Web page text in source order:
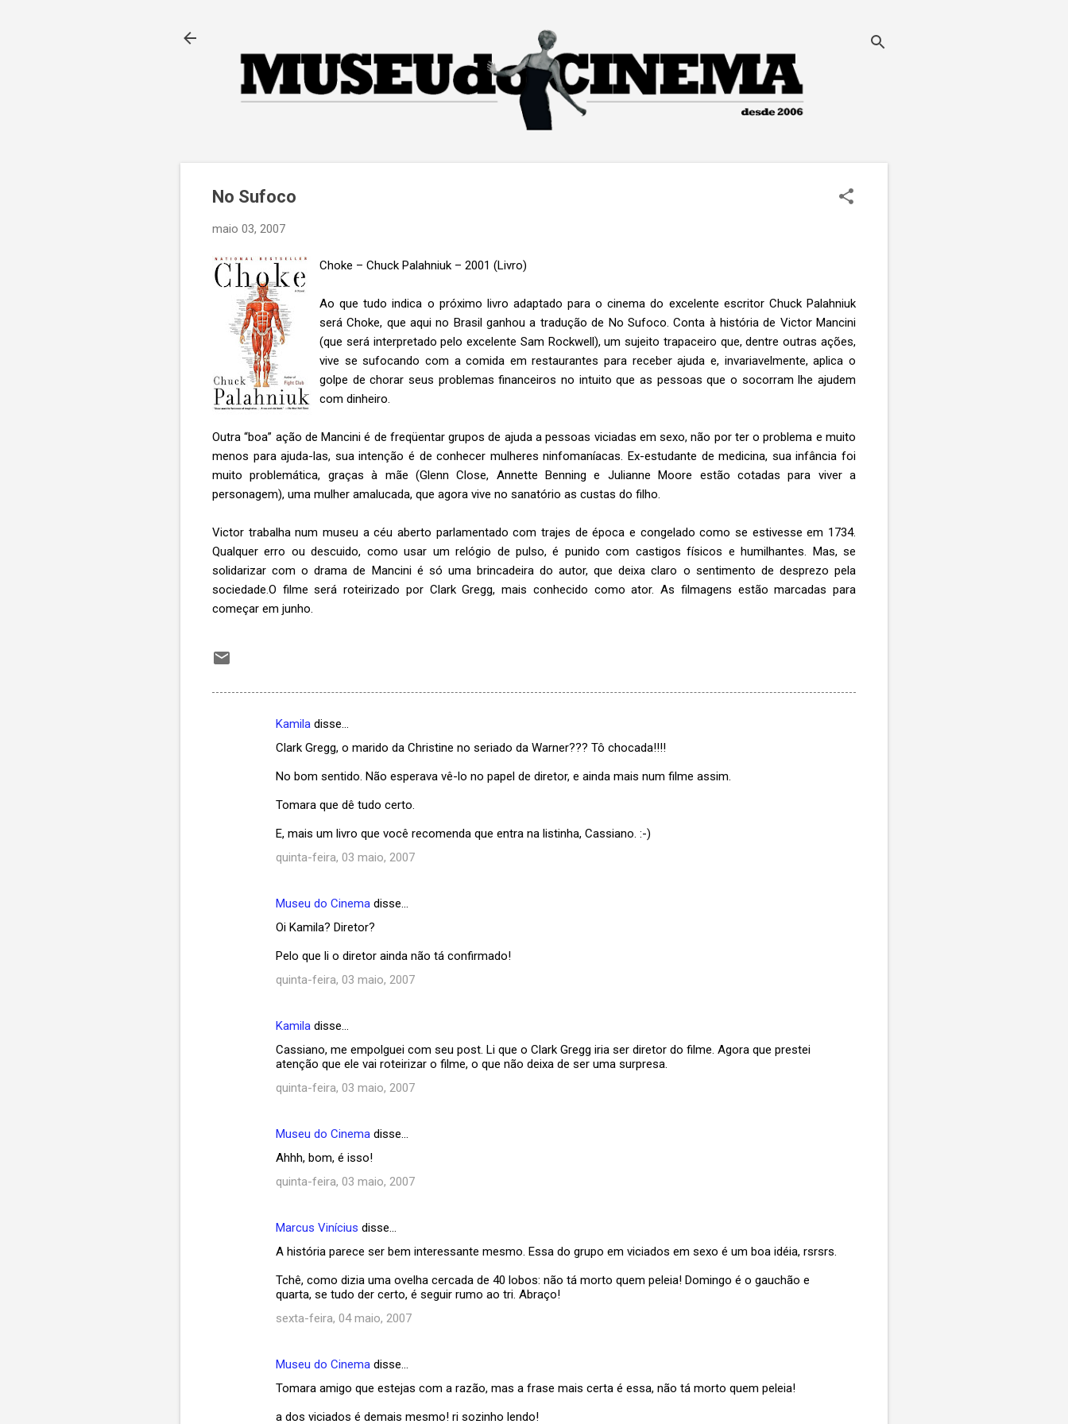
No Sufoco
maio 03, 2007
Choke – Chuck Palahniuk – 2001 (Livro)
Ao que tudo indica o próximo livro adaptado para o cinema do excelente escritor Chuck Palahniuk
será Choke, que aqui no Brasil ganhou a tradução de No Sufoco. Conta à história de Victor Mancini
(que será interpretado pelo excelente Sam Rockwell), um sujeito trapaceiro que, dentre outras ações,
vive se sufocando com a comida em restaurantes para receber ajuda e, invariavelmente, aplica o
golpe de chorar seus problemas financeiros no intuito que as pessoas que o socorram lhe ajudem
com dinheiro.
Outra “boa” ação de Mancini é de freqüentar grupos de ajuda a pessoas viciadas em sexo, não por ter o problema e muito
menos para ajuda-las, sua intenção é de conhecer mulheres ninfomaníacas. Ex-estudante de medicina, sua infância foi
muito problemática, graças à mãe (Glenn Close, Annette Benning e Julianne Moore estão cotadas para viver a
personagem), uma mulher amalucada, que agora vive no sanatório as custas do filho.
Victor trabalha num museu a céu aberto parlamentado com trajes de época e congelado como se estivesse em 1734.
Qualquer erro ou descuido, como usar um relógio de pulso, é punido com castigos físicos e humilhantes. Mas, se
solidarizar com o drama de Mancini é só uma brincadeira do autor, que deixa claro o sentimento de desprezo pela
sociedade.O filme será roteirizado por Clark Gregg, mais conhecido como ator. As filmagens estão marcadas para
começar em junho.
Kamila disse…
Clark Gregg, o marido da Christine no seriado da Warner??? Tô chocada!!!!
No bom sentido. Não esperava vê-lo no papel de diretor, e ainda mais num filme assim.
Tomara que dê tudo certo.
E, mais um livro que você recomenda que entra na listinha, Cassiano. :-)
quinta-feira, 03 maio, 2007
Museu do Cinema disse…
Oi Kamila? Diretor?
Pelo que li o diretor ainda não tá confirmado!
quinta-feira, 03 maio, 2007
Kamila disse…
Cassiano, me empolguei com seu post. Li que o Clark Gregg iria ser diretor do filme. Agora que prestei
atenção que ele vai roteirizar o filme, o que não deixa de ser uma surpresa.
quinta-feira, 03 maio, 2007
Museu do Cinema disse…
Ahhh, bom, é isso!
quinta-feira, 03 maio, 2007
Marcus Vinícius disse…
A história parece ser bem interessante mesmo. Essa do grupo em viciados em sexo é um boa idéia, rsrsrs.
Tchê, como dizia uma ovelha cercada de 40 lobos: não tá morto quem peleia! Domingo é o gauchão e
quarta, se tudo der certo, é seguir rumo ao tri. Abraço!
sexta-feira, 04 maio, 2007
Museu do Cinema disse…
Tomara amigo que estejas com a razão, mas a frase mais certa é essa, não tá morto quem peleia!
a dos viciados é demais mesmo! ri sozinho lendo!